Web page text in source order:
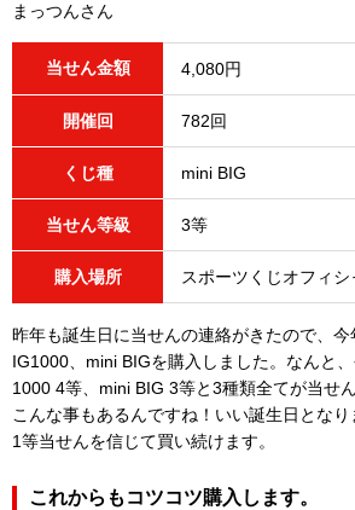
まっつんさん
当せん金額 4,080円
開催回 782回
くじ種 mini BIG
当せん等級 3等
購入場所 スポーツくじオフィシ
昨年も誕生日に当せんの連絡がきたので、
IG1000、mini BIGを購入しました。なんと
1000 4等、mini BIG 3等と3種類全てが当せ
こんな事もあるんですね！いい誕生日となり
1等当せんを信じて買い続けます。
これからもコツコツ購入します。